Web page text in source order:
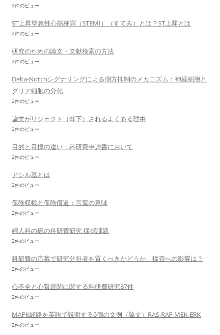
2件のビュー
ST上昇型急性心筋梗塞（STEMI）（すてみ）とは？ST上昇とは
2件のビュー
研究のための論文・文献検索の方法
2件のビュー
Delta-Notchシグナリングによる側方抑制のメカニズム：神経細胞と
グリア細胞の分化
2件のビュー
論文がリジェクト（却下）されるよくある理由
2件のビュー
目的と目標の違い：科研費申請書において
2件のビュー
アシル基とは
2件のビュー
保険収載と保険償還：言葉の意味
2件のビュー
婦人科の癌の科研費研究 採択課題
2件のビュー
科研費の応募で研究分担者を置くべきかどうか、採否への影響は？
2件のビュー
心不全と心腎連関に関する科研費研究87件
2件のビュー
MAPK経路を英語で説明する5個の文例（論文）RAS-RAF-MEK-ERK
2件のビュー